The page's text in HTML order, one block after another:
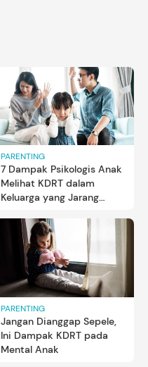
PARENTING
7 Dampak Psikologis Anak
Melihat KDRT dalam
Keluarga yang Jarang
PARENTING
Jangan Dianggap Sepele,
Ini Dampak KDRT pada
Mental Anak